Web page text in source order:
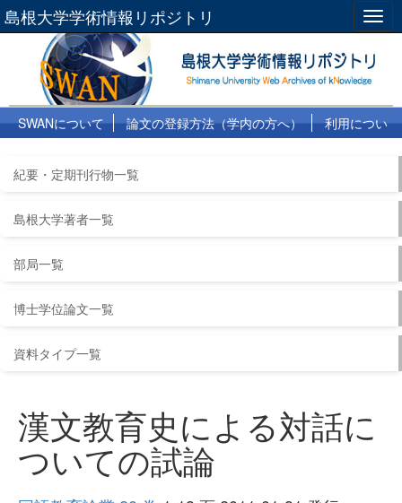
島根大学学術情報リポジトリ
SWANについて 論文の登録方法（学内の方へ）
利用につい
紀要・定期刊行物一覧
島根大学著者一覧
部局一覧
博士学位論文一覧
資料タイプ一覧
漢文教育史による対話に
ついての試論